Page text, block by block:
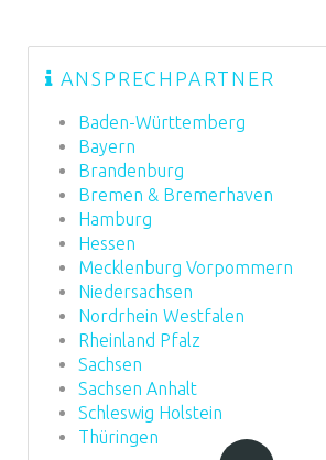
ANSPRECHPARTNER
Baden-Württemberg
Bayern
Brandenburg
Bremen & Bremerhaven
Hamburg
Hessen
Mecklenburg Vorpommern
Niedersachsen
Nordrhein Westfalen
Rheinland Pfalz
Sachsen
Sachsen Anhalt
Schleswig Holstein
Thüringen